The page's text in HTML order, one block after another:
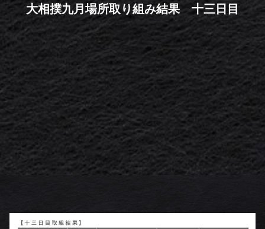
大相撲九月場所取り組み結果 十三日目